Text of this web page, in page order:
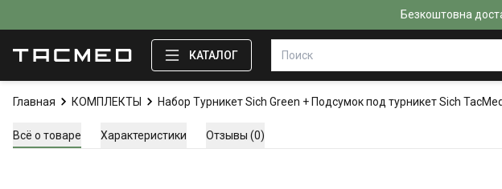
Безкоштовна
КАТАЛОГ
Главная КОМПЛЕКТЫ Набор Турникет Sich Green + Подсумок под турникет Sich
Всё о товаре Характеристики Отзывы (0)